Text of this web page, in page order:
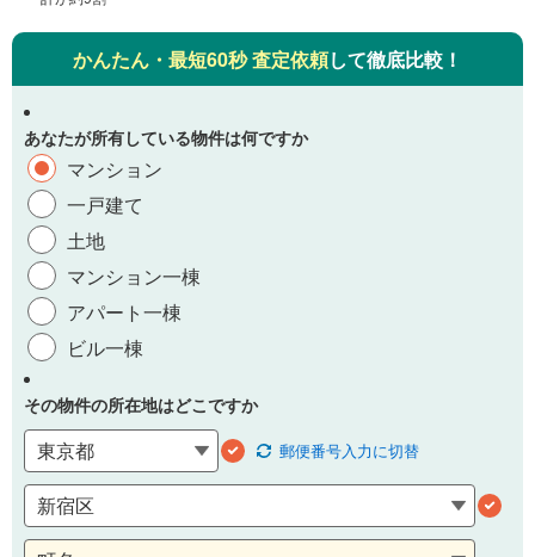
かんたん・最短60秒 査定依頼して徹底比較！
あなたが所有している物件は何ですか
マンション
一戸建て
土地
マンション一棟
アパート一棟
ビル一棟
その物件の所在地はどこですか
郵便番号入力に切替